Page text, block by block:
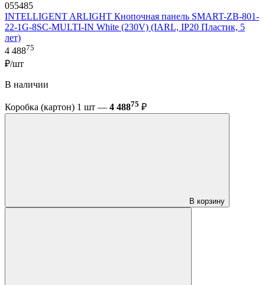
055485
INTELLIGENT ARLIGHT Кнопочная панель SMART-ZB-801-
22-1G-8SC-MULTI-IN White (230V) (IARL, IP20 Пластик, 5
лет)
4 48875
₽/шт
В наличии
Коробка (картон) 1 шт — 4 48875 ₽
В корзину